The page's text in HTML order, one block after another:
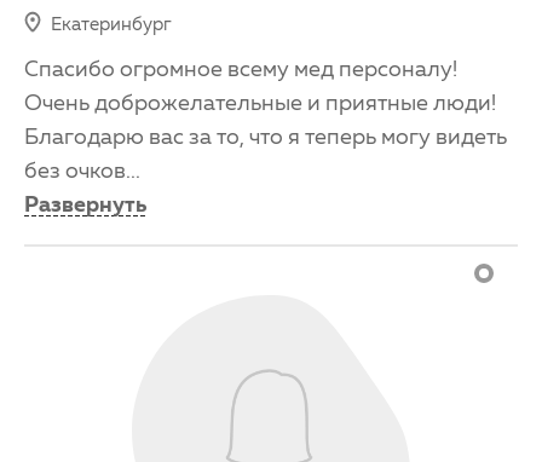
Екатеринбург
Спасибо огромное всему мед персоналу!
Очень доброжелательные и приятные люди!
Благодарю вас за то, что я теперь могу видеть
без очков...
Развернуть